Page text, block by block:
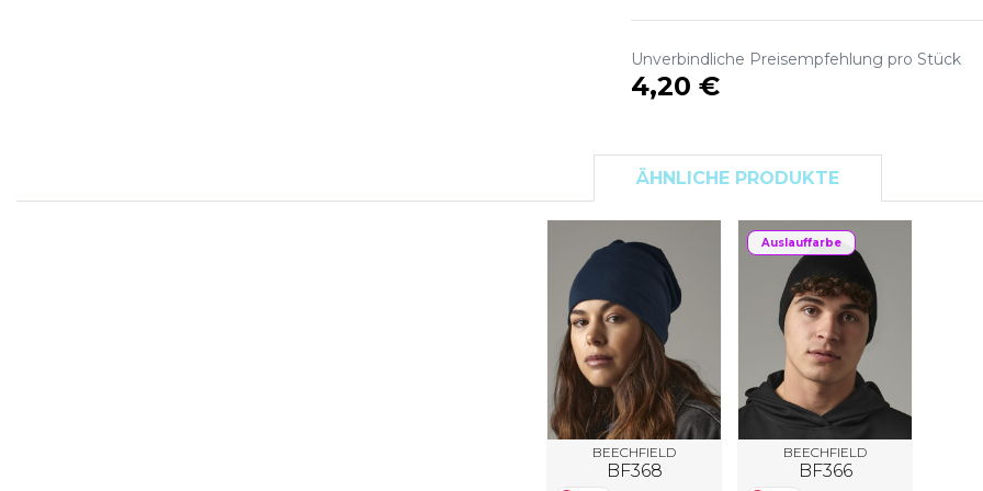
S
SANS ETIQUETTE
Unverbindliche Preisempfehlung pro Stück
4,20 €
ÄHNLICHE PRODUKTE
BEECHFIELD
BF368
Auslauffarbe
BEECHFIELD
BF366